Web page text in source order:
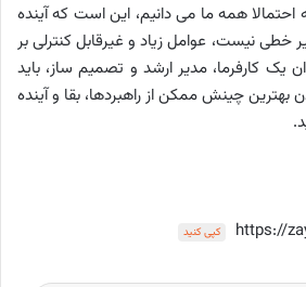
همه ما می دانیم، این است که آینده
خطی نیست، عوامل زیاد و غیرقابل کنترلی بر
یک کارفرما، مدیر ارشد و تصمیم ساز، باید
بهترین چینش ممکن از راهبردها، بقا و آینده
https:// کپی کنید